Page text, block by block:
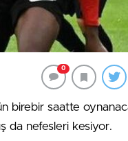
0
birebir saatte
da nefesleri kesiyor.